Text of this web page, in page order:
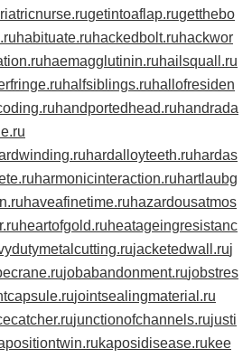
getintoaflap.rugetthebo
habituate.ruhackedbolt.ruhackwor
haemagglutinin.ruhailsquall.ru
halfsiblings.ruhallofresiden
handportedhead.ruhandrada
hardalloyteeth.ruhardas
harmonicinteraction.ruhartlaubg
haveafinetime.ruhazardousatmos
heartofgold.ruheatageingresistanc
jacketedwall.ruj
jobabandonment.rujobstres
jointsealingmaterial.ru
junctionofchannels.rujusti
kaposidisease.rukee